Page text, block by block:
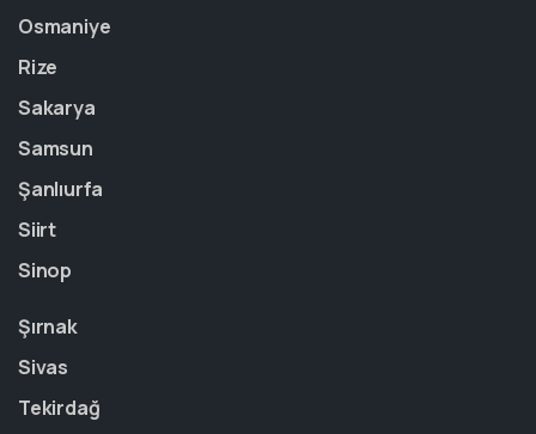
Osmaniye
Rize
Sakarya
Samsun
Şanlıurfa
Siirt
Sinop
Şırnak
Sivas
Tekirdağ